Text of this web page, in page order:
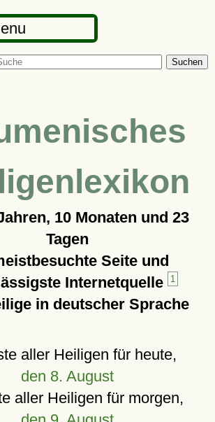
Suchen
10 Monaten und 23
Tagen
Seite und
Internetquelle
1
in deutscher Sprache
aller Heiligen für heute,
den 8. August
aller Heiligen für morgen,